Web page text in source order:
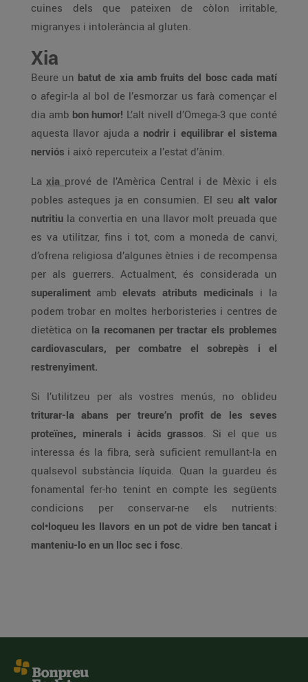
cuines dels que pateixen de còlon irritable,
migranyes i intolerància al gluten.
Xia
Beure un batut de xia amb fruits del bosc cada matí
o afegir-la al bol de l’esmorzar us farà començar el
dia amb bon humor! L’alt nivell d’Omega-3 que conté
aquesta llavor ajuda a nodrir i equilibrar el sistema
nerviós i això repercuteix a l’estat d’ànim.
La xia prové de l’Amèrica Central i de Mèxic i els
pobles asteques ja en consumien. El seu alt valor
nutritiu la convertia en una llavor molt preuada que
es va utilitzar, fins i tot, com a moneda de canvi,
d’ofrena religiosa d’algunes ètnies i de recompensa
per als guerrers. Actualment, és considerada un
superaliment amb elevats atributs medicinals i la
podem trobar en moltes herboristeries i centres de
dietètica on la recomanen per tractar els problemes
cardiovasculars, per combatre el sobrepès i el
restrenyiment.
Si l’utilitzeu per als vostres menús, no oblideu
triturar-la abans per treure’n profit de les seves
proteïnes, minerals i àcids grassos. Si el que us
interessa és la fibra, serà suficient remullant-la en
qualsevol substància líquida. Quan la guardeu és
fonamental fer-ho tenint en compte les següents
condicions per conservar-ne els nutrients:
col•loqueu les llavors en un pot de vidre ben tancat i
manteniu-lo en un lloc sec i fosc.